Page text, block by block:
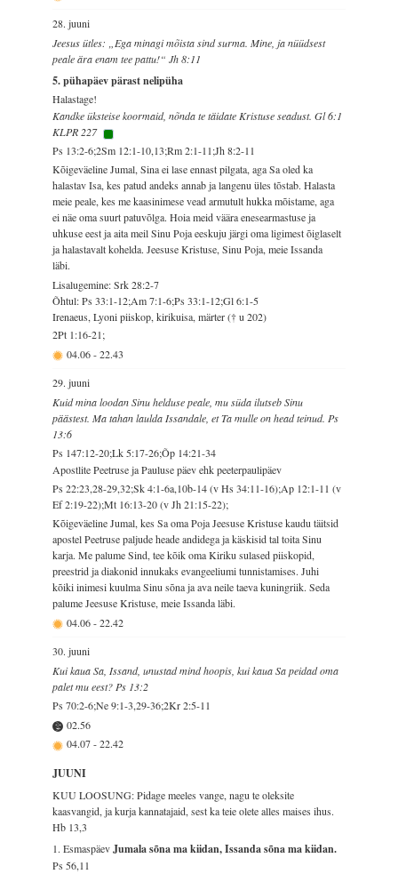
28. juuni
Jeesus ütles: „Ega minagi mõista sind surma. Mine, ja nüüdsest
peale ära enam tee pattu!“ Jh 8:11
5. pühapäev pärast nelipüha
Halastage!
Kandke üksteise koormaid, nõnda te täidate Kristuse seadust. Gl 6:1
KLPR 227
Ps 13:2-6;2Sm 12:1-10,13;Rm 2:1-11;Jh 8:2-11
Kõigeväeline Jumal, Sina ei lase ennast pilgata, aga Sa oled ka
halastav Isa, kes patud andeks annab ja langenu üles tõstab. Halasta
meie peale, kes me kaasinimese vead armutult hukka mõistame, aga
ei näe oma suurt patuvõlga. Hoia meid väära enesearmastuse ja
uhkuse eest ja aita meil Sinu Poja eeskuju järgi oma ligimest õiglaselt
ja halastavalt kohelda. Jeesuse Kristuse, Sinu Poja, meie Issanda
läbi.
Lisalugemine: Srk 28:2-7
Õhtul: Ps 33:1-12;Am 7:1-6;Ps 33:1-12;Gl 6:1-5
Irenaeus, Lyoni piiskop, kirikuisa, märter († u 202)
2Pt 1:16-21;
04.06-22.43
29. juuni
Kuid mina loodan Sinu helduse peale, mu süda ilutseb Sinu
päästest. Ma tahan laulda Issandale, et Ta mulle on head teinud. Ps
13:6
Ps 147:12-20;Lk 5:17-26;Õp 14:21-34
Apostlite Peetruse ja Pauluse päev ehk peeterpaulipäev
Ps 22:23,28-29,32;Sk 4:1-6a,10b-14 (v Hs 34:11-16);Ap 12:1-11 (v
Ef 2:19-22);Mt 16:13-20 (v Jh 21:15-22);
Kõigeväeline Jumal, kes Sa oma Poja Jeesuse Kristuse kaudu täitsid
apostel Peetruse paljude heade andidega ja käskisid tal toita Sinu
karja. Me palume Sind, tee kõik oma Kiriku sulased piiskopid,
preestrid ja diakonid innukaks evangeeliumi tunnistamises. Juhi
kõiki inimesi kuulma Sinu sõna ja ava neile taeva kuningriik. Seda
palume Jeesuse Kristuse, meie Issanda läbi.
04.06-22.42
30. juuni
Kui kaua Sa, Issand, unustad mind hoopis, kui kaua Sa peidad oma
palet mu eest? Ps 13:2
Ps 70:2-6;Ne 9:1-3,29-36;2Kr 2:5-11
02.56
04.07-22.42
JUUNI
KUU LOOSUNG: Pidage meeles vange, nagu te oleksite
kaasvangid, ja kurja kannatajaid, sest ka teie olete alles maises ihus.
Hb 13,3
1. EsmaspäevJumala sõna ma kiidan, Issanda sõna ma kiidan.
Ps 56,11